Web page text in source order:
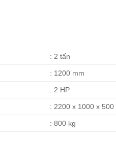
: 2 tấn
: 1200 mm
: 2 HP
: 2200 x 1000 x 500
: 800 kg